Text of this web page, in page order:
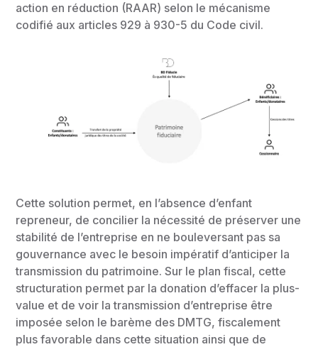
action en réduction (RAAR) selon le mécanisme
codifié aux articles 929 à 930-5 du Code civil.
Cette solution permet, en l’absence d’enfant
repreneur, de concilier la nécessité de préserver une
stabilité de l’entreprise en ne bouleversant pas sa
gouvernance avec le besoin impératif d’anticiper la
transmission du patrimoine. Sur le plan fiscal, cette
structuration permet par la donation d’effacer la plus-
value et de voir la transmission d’entreprise être
imposée selon le barème des DMTG, fiscalement
plus favorable dans cette situation ainsi que de